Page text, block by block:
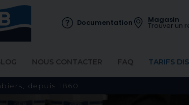
Documentation Magasin
Trouver un
NOUS CONTACTER FAQ TARIFS
depuis 1860